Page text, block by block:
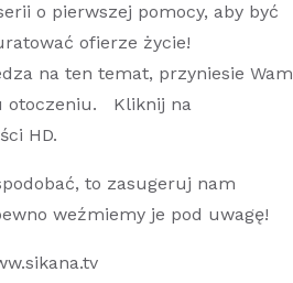
o pierwszej pomocy, aby być
ofierze życie!
na ten temat, przyniesie Wam
otoczeniu. Kliknij na
HD.
to zasugeruj nam
weźmiemy je pod uwagę!